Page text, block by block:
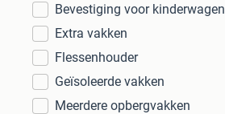
Bevestiging voor kinderwagen
Extra vakken
Flessenhouder
Geïsoleerde vakken
Meerdere opbergvakken